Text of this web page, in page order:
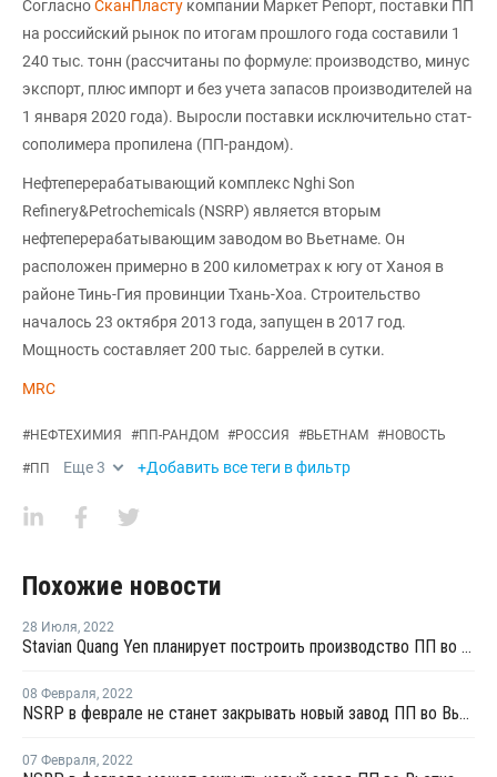
СогласноСканПласту компании Маркет Репорт, поставки ПП
на российский рынок по итогам прошлого года составили 1
240 тыс. тонн (рассчитаны по формуле: производство, минус
экспорт, плюс импорт и без учета запасов производителей на
1 января 2020 года). Выросли поставки исключительно стат-
сополимера пропилена (ПП-рандом).
Нефтеперерабатывающий комплекс Nghi Son
Refinery&Petrochemicals (NSRP) является вторым
нефтеперерабатывающим заводом во Вьетнаме. Он
расположен примерно в 200 километрах к югу от Ханоя в
районе Тинь-Гия провинции Тхань-Хоа. Строительство
началось 23 октября 2013 года, запущен в 2017 год.
Мощность составляет 200 тыс. баррелей в сутки.
MRC
#НЕФТЕХИМИЯ #ПП-РАНДОМ #РОССИЯ #ВЬЕТНАМ #НОВОСТЬ
#ПП Еще3 +Добавить все теги в фильтр
Похожие новости
28 Июля, 2022
Stavian Quang Yen планирует построить производство ПП во Вьетнаме
08 Февраля, 2022
NSRP в феврале не станет закрывать новый завод ПП во Вьетнаме
07 Февраля, 2022